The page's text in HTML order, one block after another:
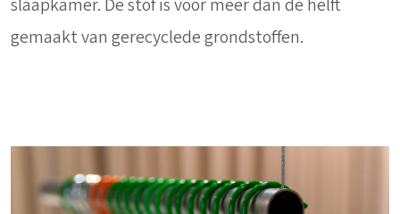
slaapkamer. De stof is voor meer dan de helft
gemaakt van gerecyclede grondstoffen.